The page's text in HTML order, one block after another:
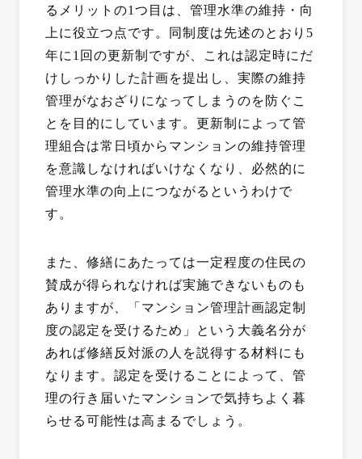
るメリットの1つ目は、管理水準の維持・向
上に役立つ点です。同制度は先述のとおり5
年に1回の更新制ですが、これは認定時にだ
けしっかりした計画を提出し、実際の維持
管理がなおざりになってしまうのを防ぐこ
とを目的にしています。更新制によって管
理組合は常日頃からマンションの維持管理
を意識しなければいけなくなり、必然的に
管理水準の向上につながるというわけで
す。
また、修繕にあたっては一定程度の住民の
賛成が得られなければ実施できないものも
ありますが、「マンション管理計画認定制
度の認定を受けるため」という大義名分が
あれば修繕反対派の人を説得する材料にも
なります。認定を受けることによって、管
理の行き届いたマンションで気持ちよく暮
らせる可能性は高まるでしょう。